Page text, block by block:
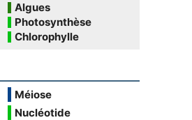
Algues
Photosynthèse
Chlorophylle
Méiose
Nucléotide